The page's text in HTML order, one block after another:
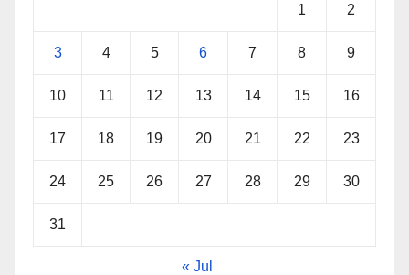
1 2
3 4 5 6 7 8 9
10 11 12 13 14 15 16
17 18 19 20 21 22 23
24 25 26 27 28 29 30
31
« Jul